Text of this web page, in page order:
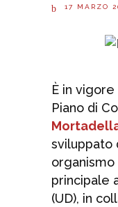
17 MARZO
È in
Piano di
sviluppato
principale
(UD), in